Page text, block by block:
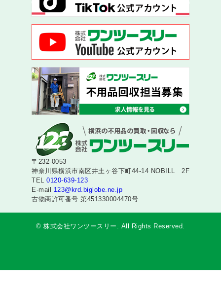
〒232-0053
神奈川県横浜市南区井土ヶ谷下町44-14 NOBILL 2F
TEL 0120-639-123
E-mail 123@krd.biglobe.ne.jp
古物商許可番号 第451330004470号
© 株式会社ワンツースリー. All Rights Reserved.